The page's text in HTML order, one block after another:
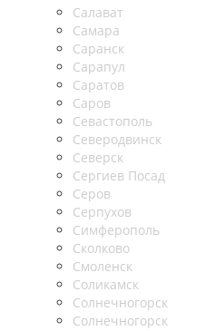
Салават
Самара
Саранск
Сарапул
Саратов
Саров
Севастополь
Северодвинск
Северск
Сергиев Посад
Серов
Серпухов
Симферополь
Сколково
Смоленск
Соликамск
Солнечногорск
Солнечногорск